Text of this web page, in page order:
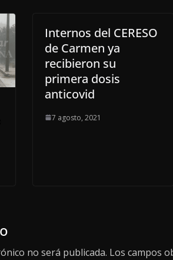
Internos del CERESO
de Carmen ya
recibieron su
primera dosis
anticovid
7 agosto, 2021
no será publicada. Los campos